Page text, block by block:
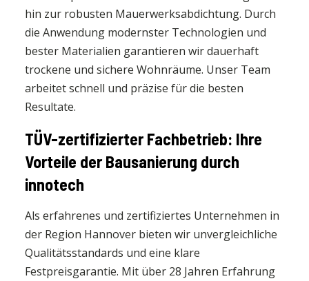
hin zur robusten Mauerwerksabdichtung. Durch
die Anwendung modernster Technologien und
bester Materialien garantieren wir dauerhaft
trockene und sichere Wohnräume. Unser Team
arbeitet schnell und präzise für die besten
Resultate.
TÜV-zertifizierter Fachbetrieb: Ihre
Vorteile der Bausanierung durch
innotech
Als erfahrenes und zertifiziertes Unternehmen in
der Region Hannover bieten wir unvergleichliche
Qualitätsstandards und eine klare
Festpreisgarantie. Mit über 28 Jahren Erfahrung